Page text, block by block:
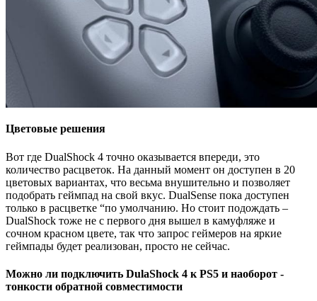
Цветовые решения
Вот где DualShock 4 точно оказывается впереди, это
количество расцветок. На данный момент он доступен в 20
цветовых вариантах, что весьма внушительно и позволяет
подобрать геймпад на свой вкус. DualSense пока доступен
только в расцветке “по умолчанию. Но стоит подождать –
DualShock тоже не с первого дня вышел в камуфляже и
сочном красном цвете, так что запрос геймеров на яркие
геймпады будет реализован, просто не сейчас.
Можно ли подключить DulaShock 4 к PS5 и наоборот -
тонкости обратной совместимости